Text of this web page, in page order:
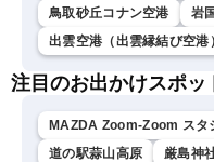
鳥取砂丘コナン空港
岩
出雲空港（出雲縁結び空港）
注目のお出かけスポッ
MAZDA Zoom-Zoom スタ
道の駅蒜山高原
厳島神